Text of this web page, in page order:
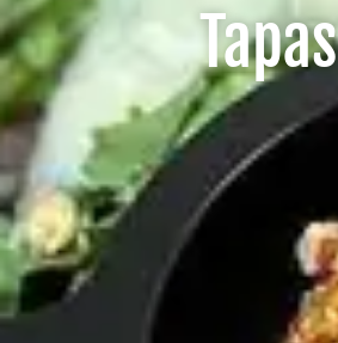
Tapas